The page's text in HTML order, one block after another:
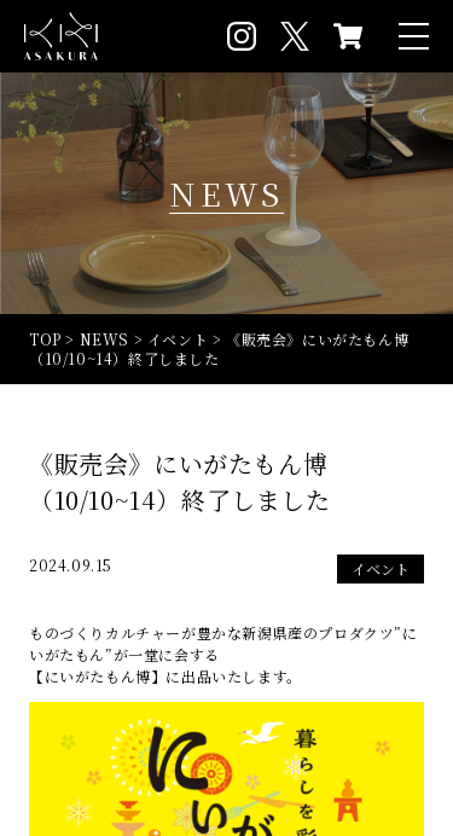
NEWS
TOP > NEWS > イベント >
《販売会》にいがたもん博
（10/10~14）終了しました
《販売会》にいがたもん博
（10/10~14）終了しました
2024.09.15 イベント
ものづくりカルチャーが豊かな新潟県産のプロダクツ”に
いがたもん”が一堂に会する
【にいがたもん博】に出品いたします。